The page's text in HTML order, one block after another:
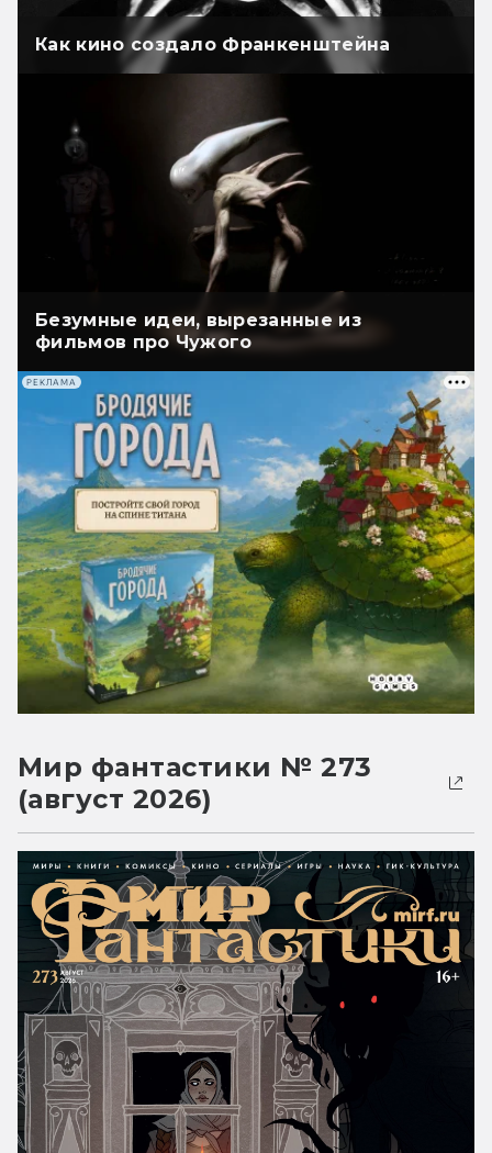
Как кино создало Франкенштейна
Безумные идеи, вырезанные из
фильмов про Чужого
РЕКЛАМА
Мир фантастики № 273
(август 2026)